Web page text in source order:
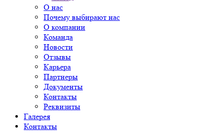
О нас
Почему выбирают нас
О компании
Команда
Новости
Отзывы
Карьера
Партнеры
Документы
Контакты
Реквизиты
Галерея
Контакты